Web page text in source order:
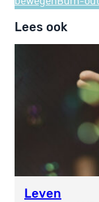
Lees ook
Leven